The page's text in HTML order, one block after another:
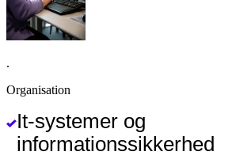
.
Organisation
It-systemer og
informationssikkerhed